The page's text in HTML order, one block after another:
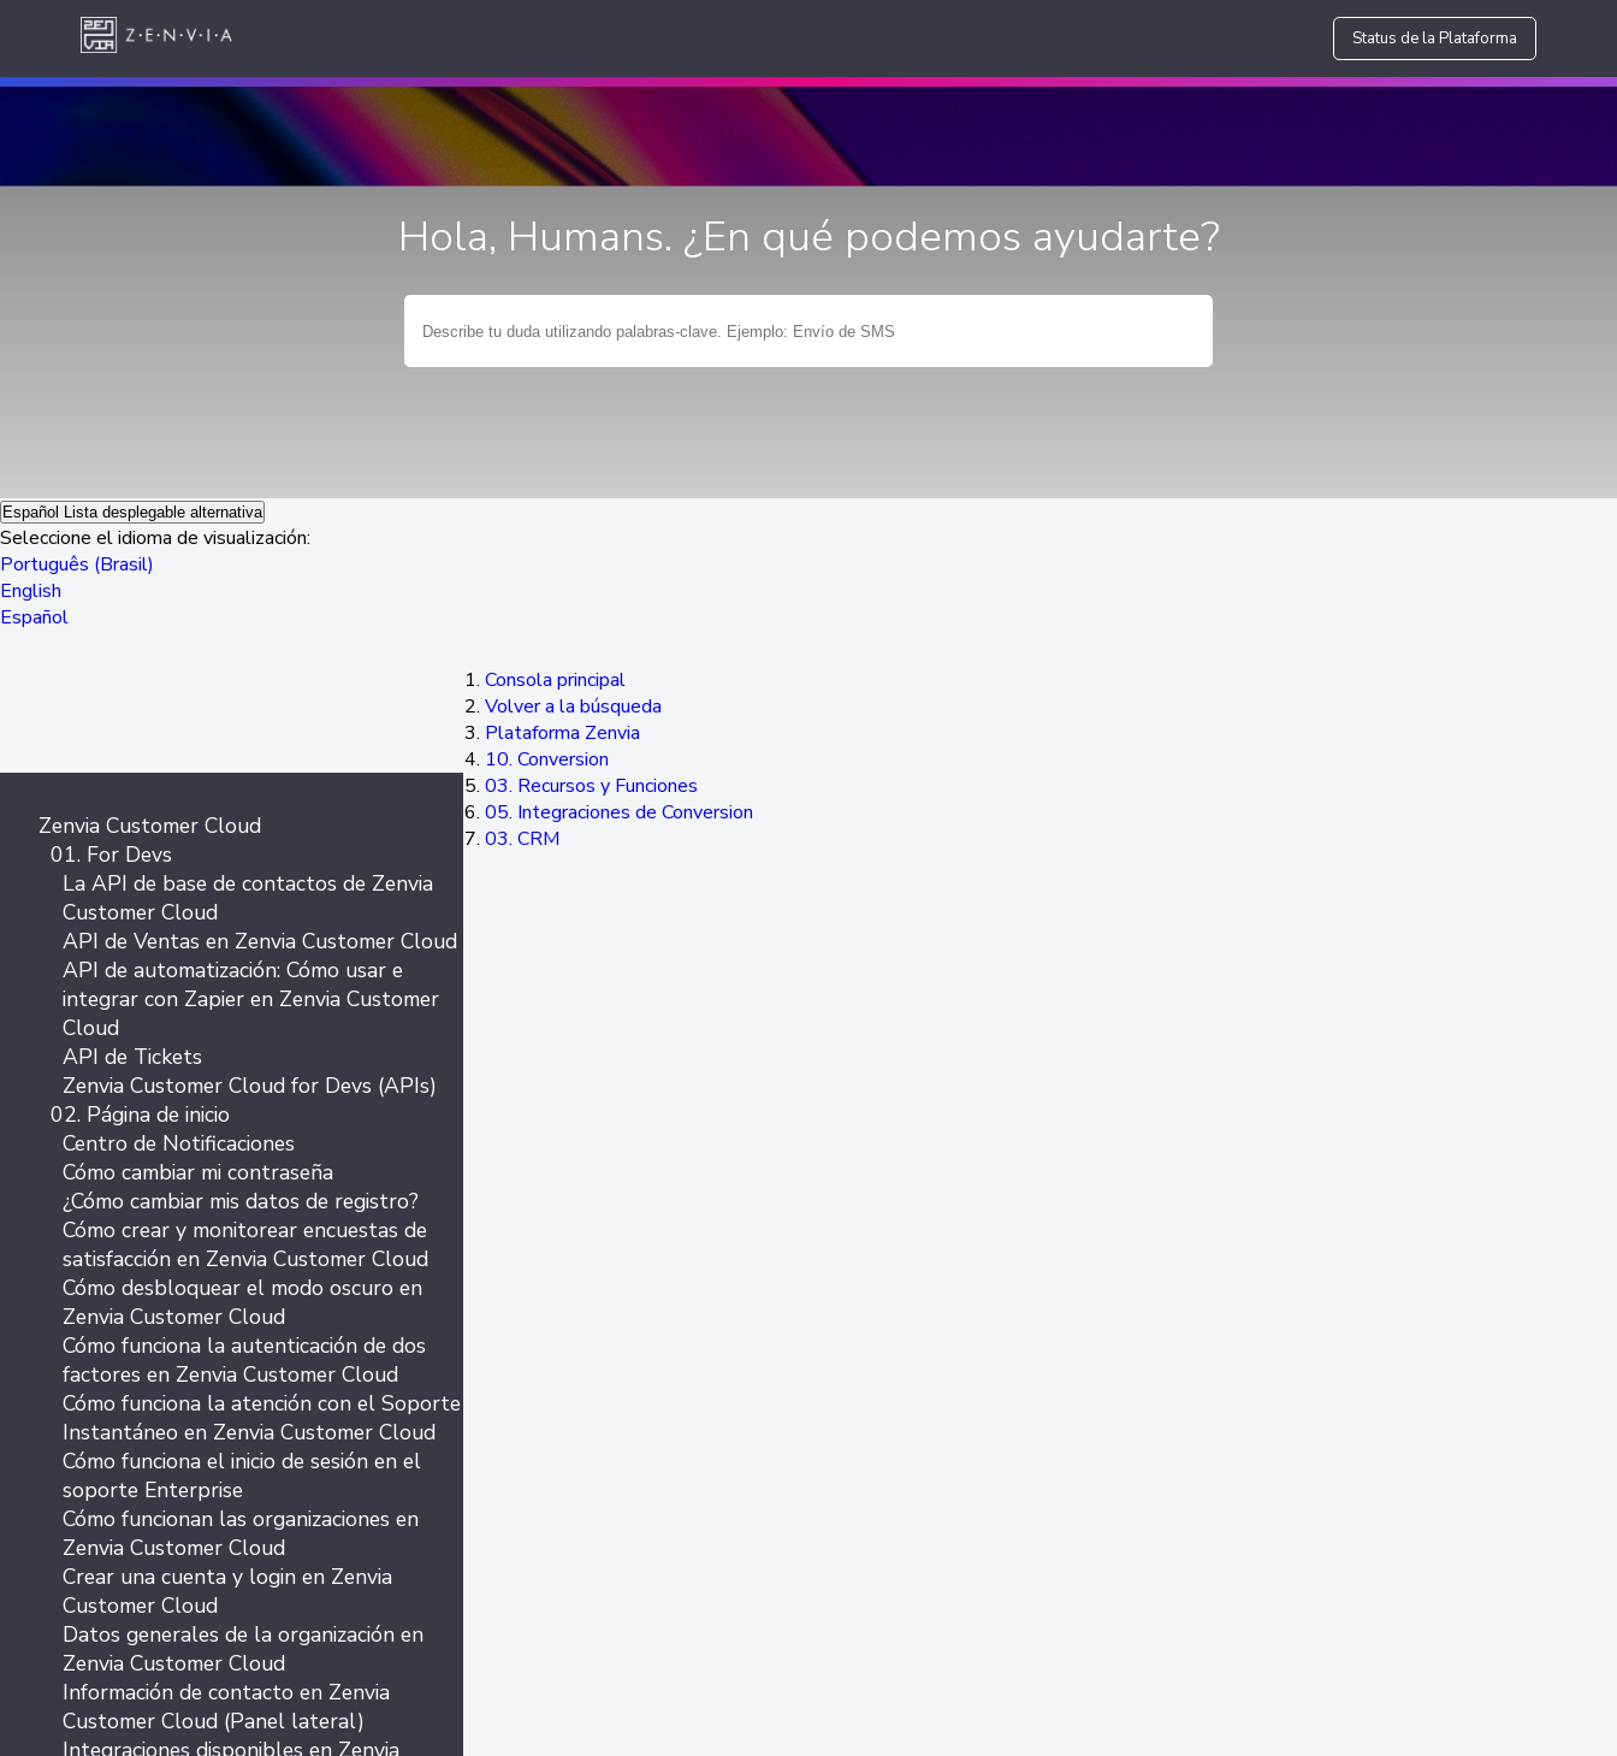
Status de la Plataforma
Hola, Humans. ¿En qué podemos ayudarte?
Español Lista desplegable alternativa
Seleccione el idioma de visualización:
Português (Brasil)
English
Español
Consola principal
Volver a la búsqueda
Plataforma Zenvia
10. Conversion
03. Recursos y Funciones
05. Integraciones de Conversion
03. CRM
Zenvia Customer Cloud
01. For Devs
La API de base de contactos de Zenvia
Customer Cloud
API de Ventas en Zenvia Customer Cloud
API de automatización: Cómo usar e
integrar con Zapier en Zenvia Customer
Cloud
API de Tickets
Zenvia Customer Cloud for Devs (APIs)
02. Página de inicio
Centro de Notificaciones
Cómo cambiar mi contraseña
¿Cómo cambiar mis datos de registro?
Cómo crear y monitorear encuestas de
satisfacción en Zenvia Customer Cloud
Cómo desbloquear el modo oscuro en
Zenvia Customer Cloud
Cómo funciona la autenticación de dos
factores en Zenvia Customer Cloud
Cómo funciona la atención con el Soporte
Instantáneo en Zenvia Customer Cloud
Cómo funciona el inicio de sesión en el
soporte Enterprise
Cómo funcionan las organizaciones en
Zenvia Customer Cloud
Crear una cuenta y login en Zenvia
Customer Cloud
Datos generales de la organización en
Zenvia Customer Cloud
Información de contacto en Zenvia
Customer Cloud (Panel lateral)
Integraciones disponibles en Zenvia